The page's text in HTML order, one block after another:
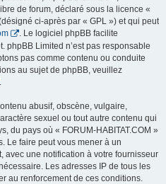
de forum, déclaré sous la licence «
ci-après par « GPL ») et qui peut
. Le logiciel phpBB facilite
phpBB Limited n’est pas responsable
pas comme contenu ou conduite
au sujet de phpBB, veuillez
abusif, obscène, vulgaire,
sexuel ou tout autre contenu qui
du pays où « FORUM-HABITAT.COM »
Le faire peut vous mener à un
avec une notification à votre fournisseur
Les adresses IP de tous les
au renforcement de ces conditions.